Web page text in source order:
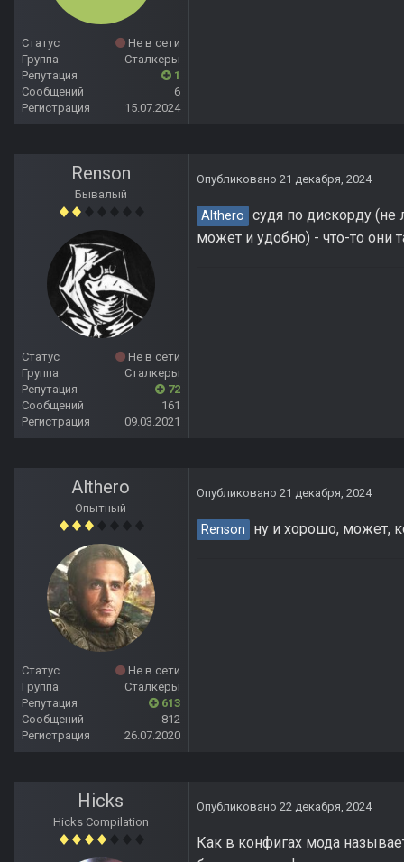
Статус
Не в сети
Группа
Сталкеры
Репутация
1
Сообщений
6
Регистрация
15.07.2024
Renson
Бывалый
Статус
Не в сети
Группа
Сталкеры
Репутация
72
Сообщений
161
Регистрация
09.03.2021
Опубликовано 21 декабря, 2024
Althero судя по дискорду (не
может и удобно) - что-то они
Althero
Опытный
Статус
Не в сети
Группа
Сталкеры
Репутация
613
Сообщений
812
Регистрация
26.07.2020
Опубликовано 21 декабря, 2024
Renson ну и хорошо, может,
Hicks
Hicks Compilation
Опубликовано 22 декабря, 2024
Как в конфигах мода